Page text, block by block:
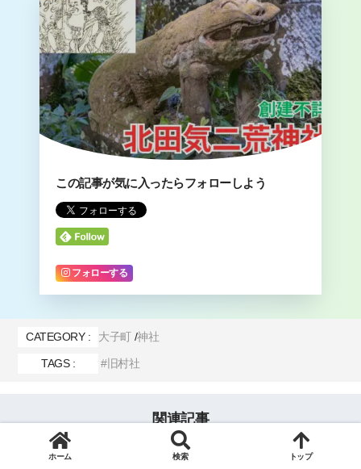
この記事が気に入ったらフォローしよう
フォローする
CATEGORY : 大子町 神社
TAGS : 旧村社
関連記事
ホーム 検索 トップ